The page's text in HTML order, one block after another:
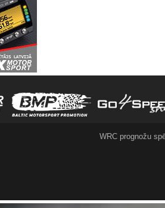
WRC prognožu